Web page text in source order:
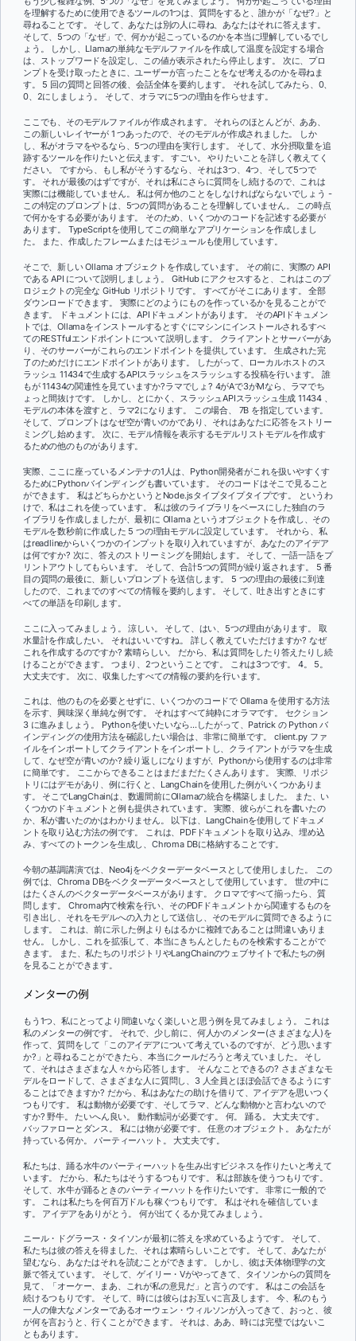
を理解するために使用できるツールの1つは、質問をすると、誰かが「なぜ?」と
尋ねることです。 そして、あなたは別の人に尋ね、あなたはそれに答えます。
そして、5つの「なぜ」で、何かが起こっているのかを本当に理解しているでし
ょう。 しかし、Llamaの単純なモデルファイルを作成して温度を設定する場合
は、ストップワードを設定し、この値が表示されたら停止します。 次に、プロ
ンプトを受け取ったときに、ユーザーが言ったことをなぜ考えるのかを尋ねま
す。 5 回の質問と回答の後、会話全体を要約します。 それを試してみたら、0、
0、2にしましょう。 そして、オラマに5つの理由を作らせます。
ここでも、そのモデルファイルが作成されます。 それらのほとんどが、ああ、
この新しいレイヤーが 1 つあったので、そのモデルが作成されました。 しか
し、私がオラマをやるなら、5つの理由を実行します。 そして、水分摂取量を追
跡するツールを作りたいと伝えます。 すごい。 やりたいことを詳しく教えてく
ださい。 ですから、もし私がそうするなら、それは3つ、4つ、そして5つで
す。 それが最後のはずですが、それは私にさらに質問をし続けるので、これは
実際には機能していません。 私は何か他のことをしなければならないでしょう -
この特定のプロンプトは、5つの質問があることを理解していません。 この時点
で何かをする必要があります。 そのため、いくつかのコードを記述する必要が
あります。 TypeScriptを使用してこの簡単なアプリケーションを作成しまし
た。 また、作成したフレームまたはモジュールも使用しています。
そこで、新しい Ollama オブジェクトを作成しています。 その前に、実際の API
である API について説明しましょう。 GitHub にアクセスすると、これはこのプ
ロジェクトの完全な GitHub リポジトリです。 すべてがそこにあります。 全部
ダウンロードできます。 実際にどのようにものを作っているかを見ることがで
きます。 ドキュメントには、APIドキュメントがあります。 そのAPIドキュメン
トでは、Ollamaをインストールするとすぐにマシンにインストールされるすべ
てのRESTfulエンドポイントについて説明します。 クライアントとサーバーがあ
り、そのサーバーがこれらのエンドポイントを提供しています。 生成された完
了のためだけにエンドポイントがあります。 したがって、ローカルホストのス
ラッシュ 11434で生成するAPIスラッシュをスラッシュする投稿を行います。 誰
もが 11434の関連性を見ていますか?ラマでしょ? 4がAで3がMなら、ラマでち
ょっと間抜けです。 しかし、とにかく、スラッシュAPIスラッシュ生成 11434 、
モデルの本体を渡すと、ラマ2になります。 この場合、 7B を指定しています。
そして、プロンプトはなぜ空が青いのかであり、それはあなたに応答をストリー
ミングし始めます。 次に、モデル情報を表示するモデルリストモデルを作成す
るための他のものがあります。
実際、ここに座っているメンテナの1人は、Python開発者がこれを扱いやすくす
るためにPythonバインディングも書いています。 そのコードはそこで見ること
ができます。 私はどちらかというとNode.jsタイプタイプタイプです。 というわ
けで、私はこれを使っています。 私は彼のライブラリをベースにした独自のラ
イブラリを作成しましたが、最初に Ollama というオブジェクトを作成し、その
モデルを数秒前に作成した 5 つの理由モデルに設定しています。 それから、私
はreadlineからいくつかのインプットを取り入れていますが、あなたのアイデア
は何ですか? 次に、答えのストリーミングを開始します。 そして、一語一語をプ
リントアウトしてもらいます。 そして、合計5つの質問が繰り返されます。 5 番
目の質問の最後に、新しいプロンプトを送信します。 5 つの理由の最後に到達
したので、これまでのすべての情報を要約します。 そして、吐き出すときにす
べての単語を印刷します。
ここに入ってみましょう。 涼しい。 そして、はい、5つの理由があります。 取
水量計を作成したい。 それはいいですね。 詳しく教えていただけますか? なぜ
これを作成するのですか? 素晴らしい。 だから、私は質問をしたり答えたりし続
けることができます。 つまり、2つということです。 これは3つです。 4。 5。
大丈夫です。 次に、収集したすべての情報の要約を行います。
これは、他のものを必要とせずに、いくつかのコードで Ollama を使用する方法
を示す、興味深く単純な例です。 それはすべて純粋にオラマです。 セクション
3 に進みましょう。 Pythonを使いたいなら...したがって、Patrick の Python バ
インディングの使用方法を確認したい場合は、非常に簡単です。 client.py ファ
イルをインポートしてクライアントをインポートし、クライアントがラマを生成
して、なぜ空が青いのか? 繰り返しになりますが、Pythonから使用するのは非常
に簡単です。 ここからできることはまだまだたくさんあります。 実際、リポジ
トリにはデモがあり、例に行くと、LangChainを使用した例がいくつかありま
す。 そこでLangChainは、数週間前にOllamaの統合を構築しました。 また、い
くつかのドキュメントと例も提供されています。 実際、彼らがこれを書いたの
か、私が書いたのかはわかりません。 以下は、LangChainを使用してドキュメ
ントを取り込む方法の例です。 これは、PDFドキュメントを取り込み、埋め込
み、すべてのトークンを生成し、Chroma DBに格納することです。
今朝の基調講演では、Neo4jをベクターデータベースとして使用しました。 この
例では、Chroma DBをベクターデータベースとして使用しています。 世の中に
はたくさんのベクターデータベースがあります。 クロマですべて揃ったら、質
問します。 Chroma内で検索を行い、そのPDFドキュメントから関連するものを
引き出し、それをモデルへの入力として送信し、そのモデルに質問できるように
します。 これは、前に示した例よりもはるかに複雑であることは間違いありま
せん。 しかし、これを拡張して、本当にきちんとしたものを検索することがで
きます。 また、私たちのリポジトリやLangChainのウェブサイトで私たちの例
を見ることができます。
メンターの例
もう1つ、私にとってより間違いなく楽しいと思う例を見てみましょう。 これは
私のメンターの例です。 それで、少し前に、何人かのメンター(さまざまな人)を
作って、質問をして「このアイデアについて考えているのですが、どう思います
か?」と尋ねることができたら、本当にクールだろうと考えていました。 そし
て、それはさまざまな人々から応答します。 そんなことできるの? さまざまなモ
デルをロードして、さまざまな人に質問し、3 人全員とほぼ会話できるようにす
ることはできますか? だから、私はあなたの助けを借りて、アイデアを思いつく
つもりです。 私は動物が必要です、そしてラマ、どんな動物かと言わないので
すか? 野牛。 たいへん良い。 動作動詞が必要です。 何。 踊る。 大丈夫です。
バッファローとダンス。 私には物が必要です。 任意のオブジェクト。 あなたが
持っている何か。 パーティーハット。 大丈夫です。
私たちは、踊る水牛のパーティーハットを生み出すビジネスを作りたいと考えて
います。 だから、私たちはそうするつもりです。 私は部族を使うつもりです。
そして、水牛が踊るときのパーティーハットを作りたいです。 非常に一般的で
す。 これは私たちを何百万ドルも稼ぐつもりです。 私はそれを確信していま
す。 アイデアをありがとう。 何が出てくるか見てみましょう。
ニール・ドグラース・タイソンが最初に答えを求めているようです。 そして、
私たちは彼の答えを得ました、それは素晴らしいことです。 そして、あなたが
望むなら、あなたはそれを読むことができます。 しかし、彼は天体物理学の文
脈で答えています。 そして、ゲイリー・Vがやってきて、タイソンからの質問を
見て、「オーケー、まあ、これが私の意見だ」と言うのです。 私はこの会話を
続けるつもりです。 そして、時には彼らはお互いに言及します。 今、私のもう
一人の偉大なメンターであるオーウェン・ウィルソンが入ってきて、おっと、彼
が何を言おうと、行くことができます。 それは、ああ、時には完璧ではないこ
ともあります。